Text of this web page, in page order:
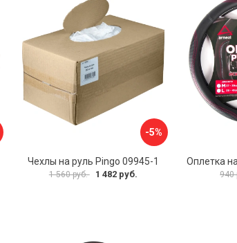
-5%
Чехлы на руль Pingo 09945-1
1 560 руб. 1 482 руб. 940